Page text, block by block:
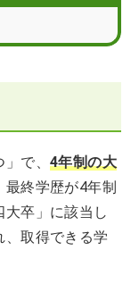
で、 4年制の大
最終学歴が4年制
卒」に該当し
、取得できる学